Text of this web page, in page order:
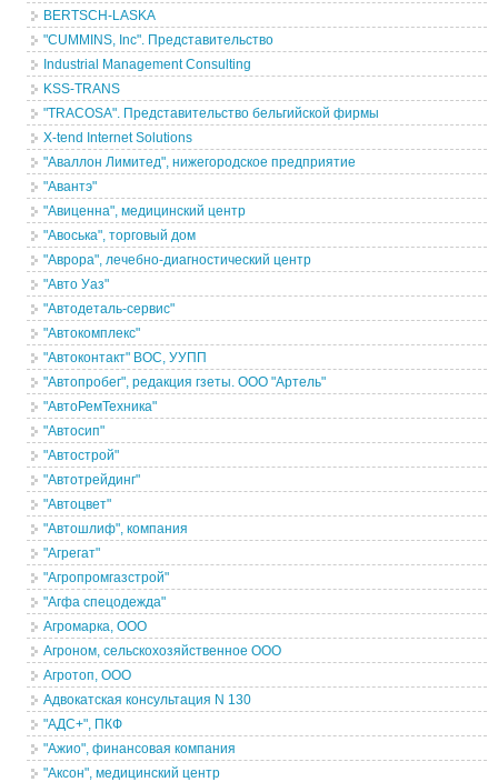
BERTSCH-LASKA
"CUMMINS, Inc". Представительство
Industrial Management Consulting
KSS-TRANS
"TRACOSA". Представительство бельгийской фирмы
X-tend Internet Solutions
"Аваллон Лимитед", нижегородское предприятие
"Авантэ"
"Авиценна", медицинский центр
"Авоська", торговый дом
"Аврора", лечебно-диагностический центр
"Авто Уаз"
"Автодеталь-сервис"
"Автокомплекс"
"Автоконтакт" ВОС, УУПП
"Автопробег", редакция гзеты. ООО "Артель"
"АвтоРемТехника"
"Автосип"
"Автострой"
"Автотрейдинг"
"Автоцвет"
"Автошлиф", компания
"Агрегат"
"Агропромгазстрой"
"Агфа спецодежда"
Агромарка, ООО
Агроном, сельскохозяйственное ООО
Агротоп, ООО
Адвокатская консультация N 130
"АДС+", ПКФ
"Ажио", финансовая компания
"Аксон", медицинский центр